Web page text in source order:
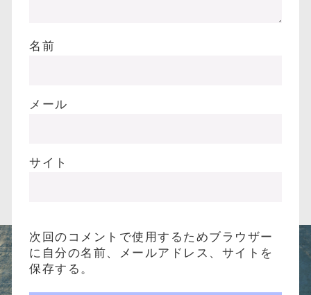
名前
メール
サイト
次回のコメントで使用するためブラウザー
に自分の名前、メールアドレス、サイトを
保存する。